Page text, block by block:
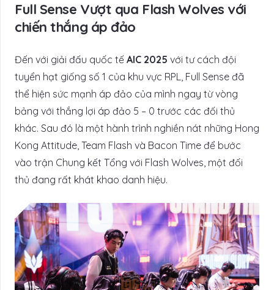
Full Sense Vượt qua Flash Wolves với
chiến thắng áp đảo
Đến với giải đấu quốc tế AIC 2025 với tư cách đội
tuyển hạt giống số 1 của khu vực RPL, Full Sense đã
thể hiện sức mạnh áp đảo của mình ngay từ vòng
bảng với thắng lợi áp đảo 5 – 0 trước các đối thủ
khác. Sau đó là một hành trình nghiền nát những Hong
Kong Attitude, Team Flash và Bacon Time để bước
vào trận Chung kết Tổng với Flash Wolves, một đối
thủ đang rất khát khao danh hiệu.